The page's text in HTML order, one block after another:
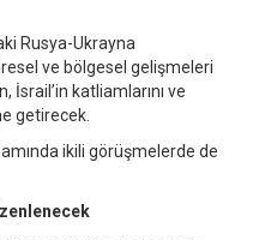
Rusya-Ukrayna
ve bölgesel gelişmeleri
katliamlarını ve
getirecek.
ikili görüşmelerde de